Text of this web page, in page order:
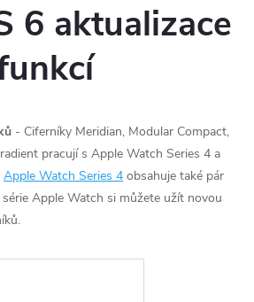
6 aktualizace
- Ciferníky Meridian, Modular Compact,
pracují s Apple Watch Series 4 a
Apple Watch Series 4 obsahuje také pár
Apple Watch si můžete užít novou